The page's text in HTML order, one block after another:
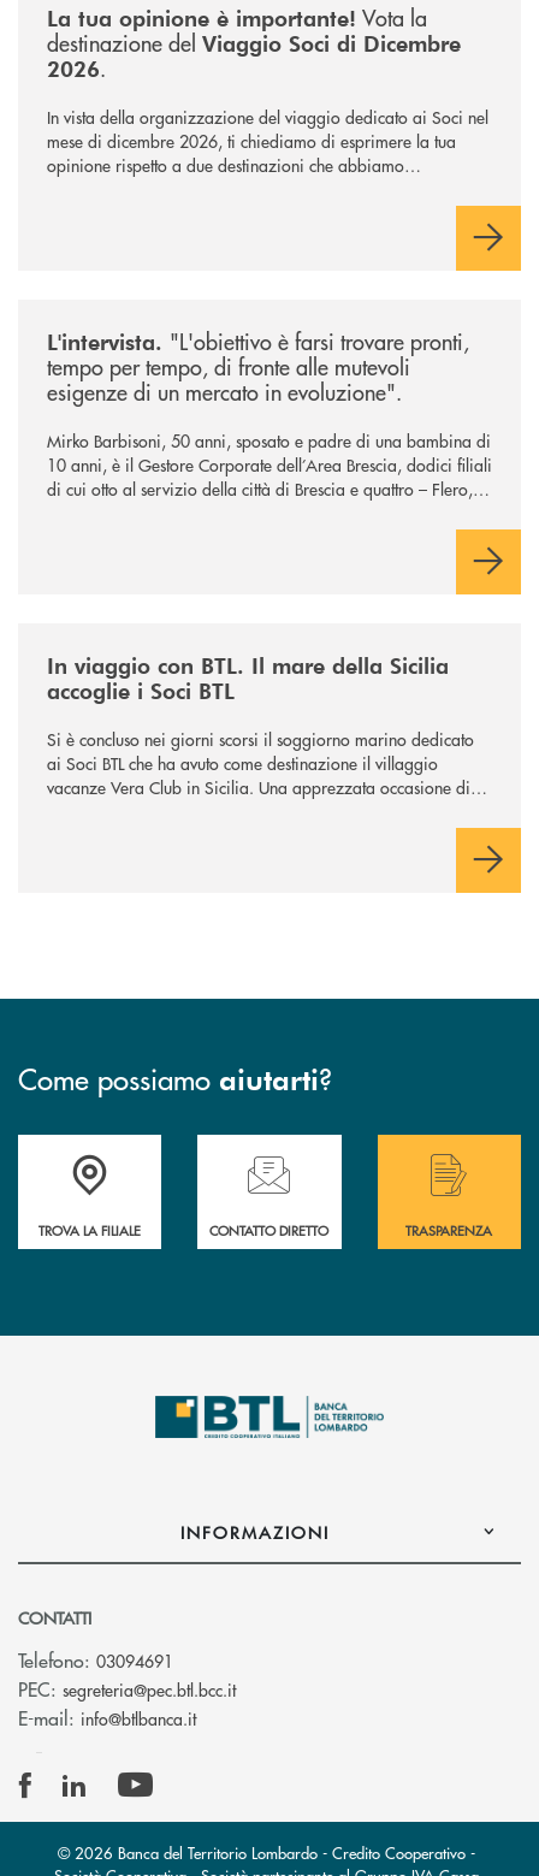
La tua opinione è importante! Vota la
destinazione del Viaggio Soci di Dicembre
2026.
In vista della organizzazione del viaggio dedicato ai Soci nel
mese di dicembre 2026, ti chiediamo di esprimere la tua
opinione rispetto a due destinazioni che abbiamo
L'intervista. "L'obiettivo è farsi trovare pronti,
tempo per tempo, di fronte alle mutevoli
esigenze di un mercato in evoluzione".
Mirko Barbisoni, 50 anni, sposato e padre di una bambina di
10 anni, è il Gestore Corporate dell’Area Brescia, dodici filiali
di cui otto al servizio della città di Brescia e quattro – Flero,
In viaggio con BTL. Il mare della Sicilia
accoglie i Soci BTL
Si è concluso nei giorni scorsi il soggiorno marino dedicato
ai Soci BTL che ha avuto come destinazione il villaggio
vacanze Vera Club in Sicilia. Una apprezzata occasione di
Come possiamo aiutarti?
Accedi all' elenco completo delle filiali .
TROVA LA FILIALE
Hai bisogno di assistenza immediata?
CONTATTO DIRETTO
Hai bisogno di
TRASPARENZA
INFORMAZIONI
CONTATTI
Telefono: 03094691
PEC: segreteria@pec.btl.bcc.it(si apre l’app di posta elettronica)
E-mail: info@btlbanca.it(si apre l’app di posta elettronica)
© 2026 Banca del Territorio Lombardo - Credito Cooperativo -